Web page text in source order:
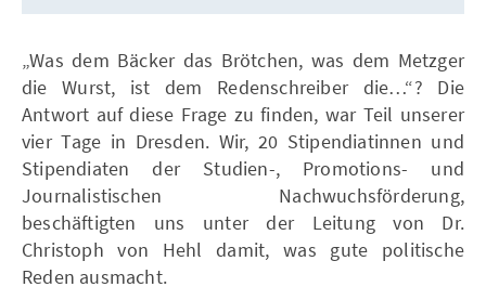
„Was dem Bäcker das Brötchen, was dem Metzger
die Wurst, ist dem Redenschreiber die…“? Die
Antwort auf diese Frage zu finden, war Teil unserer
vier Tage in Dresden. Wir, 20 Stipendiatinnen und
Stipendiaten der Studien-, Promotions- und
Journalistischen Nachwuchsförderung,
beschäftigten uns unter der Leitung von Dr.
Christoph von Hehl damit, was gute politische
Reden ausmacht.